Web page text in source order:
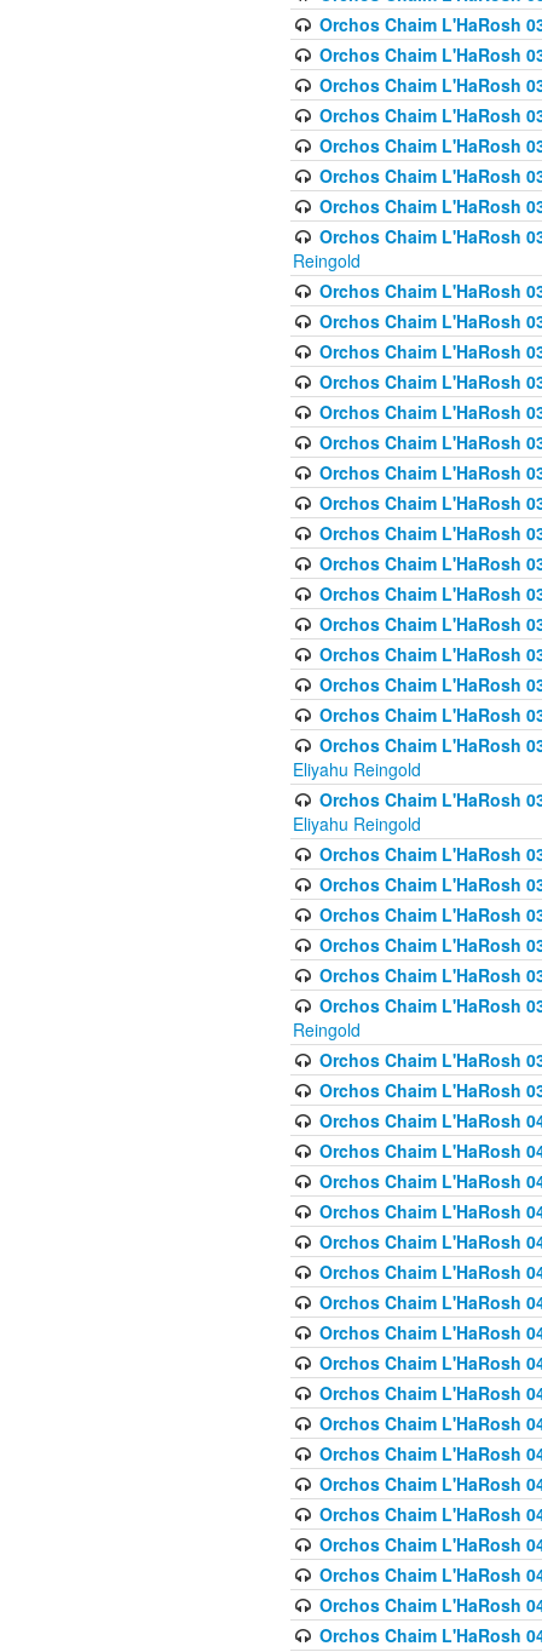
Orchos Chaim L'HaRosh
Orchos Chaim L'HaRosh
Orchos Chaim L'HaRosh
Orchos Chaim L'HaRosh
Orchos Chaim L'HaRosh
Orchos Chaim L'HaRosh
Orchos Chaim L'HaRosh
Orchos Chaim L'HaRosh
Reingold
Orchos Chaim L'HaRosh
Orchos Chaim L'HaRosh
Orchos Chaim L'HaRosh
Orchos Chaim L'HaRosh
Orchos Chaim L'HaRosh
Orchos Chaim L'HaRosh
Orchos Chaim L'HaRosh
Orchos Chaim L'HaRosh
Orchos Chaim L'HaRosh
Orchos Chaim L'HaRosh
Orchos Chaim L'HaRosh
Orchos Chaim L'HaRosh
Orchos Chaim L'HaRosh
Orchos Chaim L'HaRosh
Orchos Chaim L'HaRosh
Orchos Chaim L'HaRosh
Eliyahu Reingold
Orchos Chaim L'HaRosh
Eliyahu Reingold
Orchos Chaim L'HaRosh
Orchos Chaim L'HaRosh
Orchos Chaim L'HaRosh
Orchos Chaim L'HaRosh
Orchos Chaim L'HaRosh
Orchos Chaim L'HaRosh
Reingold
Orchos Chaim L'HaRosh
Orchos Chaim L'HaRosh
Orchos Chaim L'HaRosh
Orchos Chaim L'HaRosh
Orchos Chaim L'HaRosh
Orchos Chaim L'HaRosh
Orchos Chaim L'HaRosh
Orchos Chaim L'HaRosh
Orchos Chaim L'HaRosh
Orchos Chaim L'HaRosh
Orchos Chaim L'HaRosh
Orchos Chaim L'HaRosh
Orchos Chaim L'HaRosh
Orchos Chaim L'HaRosh
Orchos Chaim L'HaRosh
Orchos Chaim L'HaRosh
Orchos Chaim L'HaRosh
Orchos Chaim L'HaRosh
Orchos Chaim L'HaRosh
Orchos Chaim L'HaRosh